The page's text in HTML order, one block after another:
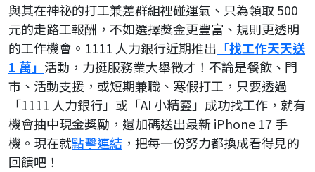
與其在神祕的打工兼差群組裡碰運氣、只為領取 500
元的走路工報酬，不如選擇獎金更豐富、規則更透明
的工作機會。1111 人力銀行近期推出 「找工作天天送
1 萬」 活動，力挺服務業大舉徵才！不論是餐飲、門
市、活動支援，或短期兼職、寒假打工，只要透過
「1111 人力銀行」或「AI 小精靈」成功找工作，就有
機會抽中現金獎勵，還加碼送出最新 iPhone 17 手
機。現在就點擊連結 ，把每一份努力都換成看得見的
回饋吧！